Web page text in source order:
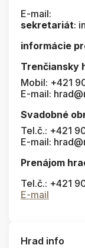
E-mail:
sekretariát:
informácie
Trenčiansky
Mobil: +421
E-mail:
Svadobné
Tel.č.: +421
E-mail:
Prenájom
Tel.č.: +421
E-mail
Hrad info